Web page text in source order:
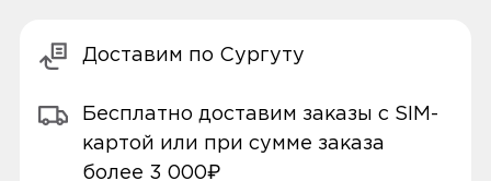
Доставим по Сургуту
Бесплатно доставим заказы с SIM-
картой или при сумме заказа
более 3 000₽